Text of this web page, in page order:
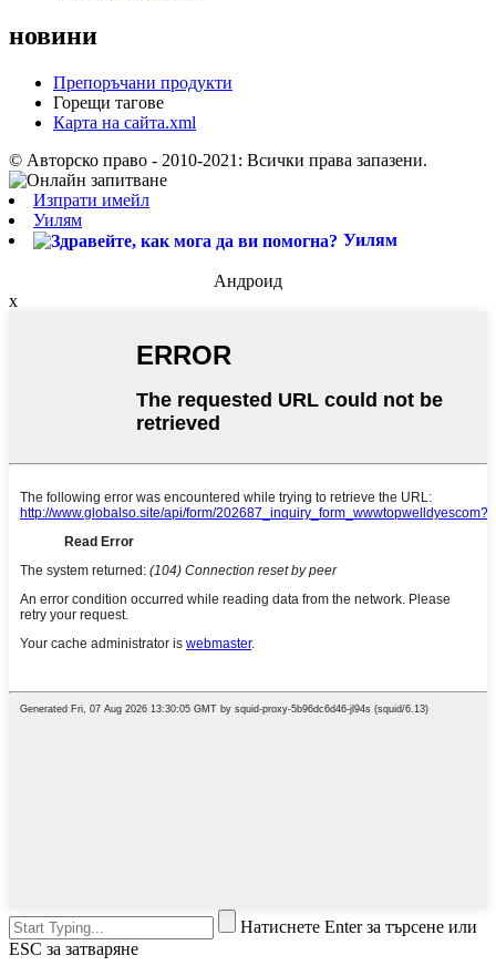
новини
Препоръчани продукти
Горещи тагове
Карта на сайта.xml
© Авторско право - 2010-2021: Всички права запазени.
Изпрати имейл
Уилям
Уилям
Андроид
x
Натиснете Enter за търсене или
ESC за затваряне